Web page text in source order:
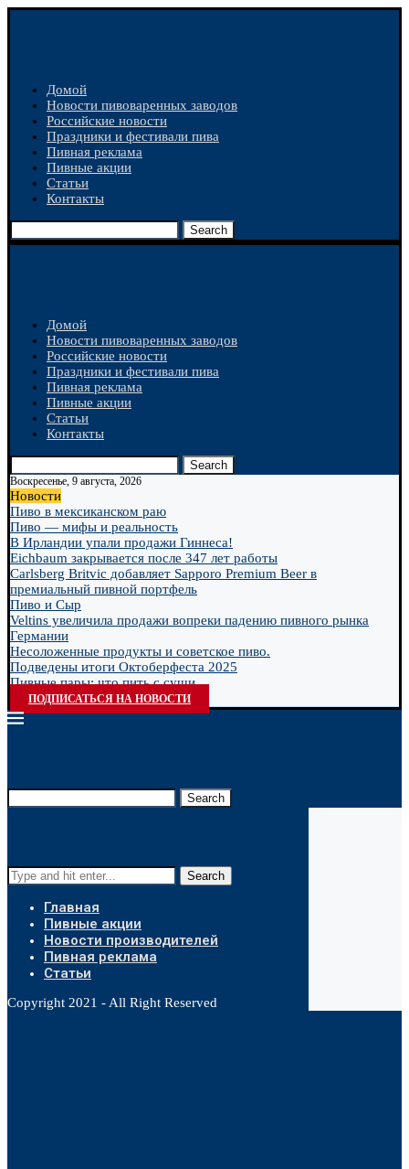
Домой
Новости пивоваренных заводов
Российские новости
Праздники и фестивали пива
Пивная реклама
Пивные акции
Статьи
Контакты
Search
Домой
Новости пивоваренных заводов
Российские новости
Праздники и фестивали пива
Пивная реклама
Пивные акции
Статьи
Контакты
Search
Воскресенье, 9 августа, 2026
Новости
Пиво в мексиканском раю
Пиво — мифы и реальность
В Ирландии упали продажи Гиннеса!
Eichbaum закрывается после 347 лет работы
Carlsberg Britvic добавляет Sapporo Premium Beer в
премиальный пивной портфель
Пиво и Сыр
Veltins увеличила продажи вопреки падению пивного рынка
Германии
Несоложенные продукты и советское пиво.
Подведены итоги Октоберфеста 2025
Пивные пары: что пить с суши
ПОДПИСАТЬСЯ НА НОВОСТИ
Search
Search
Главная
Пивные акции
Новости производителей
Пивная реклама
Статьи
Copyright 2021 - All Right Reserved